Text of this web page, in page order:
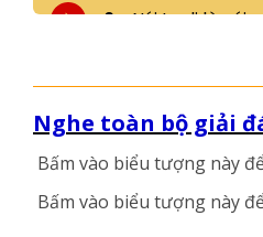
Nghe toàn bộ giải
Bấm vào biểu tượng này
Bấm vào biểu tượng này